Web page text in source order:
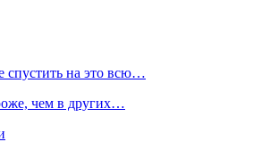
спустить на это всю…
чем в других…